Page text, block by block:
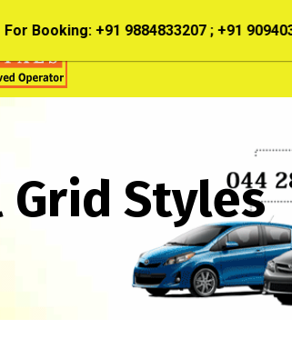
Grid Styles
For Booking: +91 9884833207 ; +91